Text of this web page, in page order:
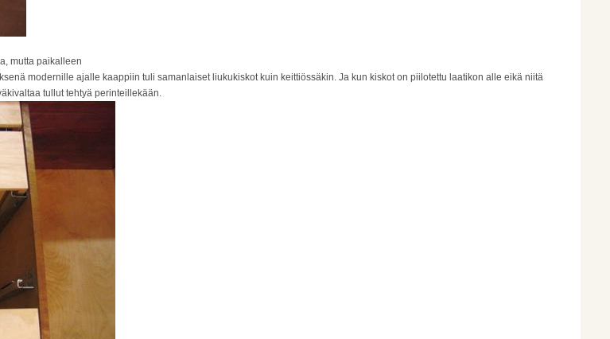
mutta paikalleen
modernille ajalle kaappiin tuli samanlaiset liukukiskot kuin keittiössäkin. Ja kun kiskot on piilotettu laatikon alle eikä niitä
tullut tehtyä perinteillekään.